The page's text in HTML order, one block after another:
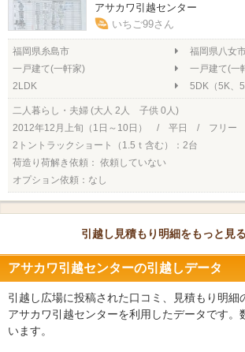
アサカワ引越センター
いちご99さん
福岡県糸島市
福岡県八女
一戸建て(一軒家)
一戸建て(一
2LDK
5DK（5K、
二人暮らし・夫婦 (大人 2人 子供 0人)
2012年12月上旬（1日～10日） / 平日 / フリー
2トントラックショート（1.5ｔ含む）：2台
荷造り荷解き依頼： 依頼していない
オプション依頼：なし
引越し見積もり明細をもっと見
アサカワ引越センターの引越しデータ
引越し広場に投稿された口コミ、見積もり明細
アサカワ引越センターを利用したデータです。
います。